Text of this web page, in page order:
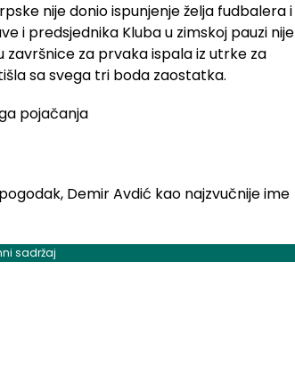
nije donio ispunjenje želja fudbalera i
i predsjednika Kluba u zimskoj pauzi nije
završnice za prvaka ispala iz utrke za
sa svega tri boda zaostatka.
Demir Avdić kao najzvučnije ime
sadržaj